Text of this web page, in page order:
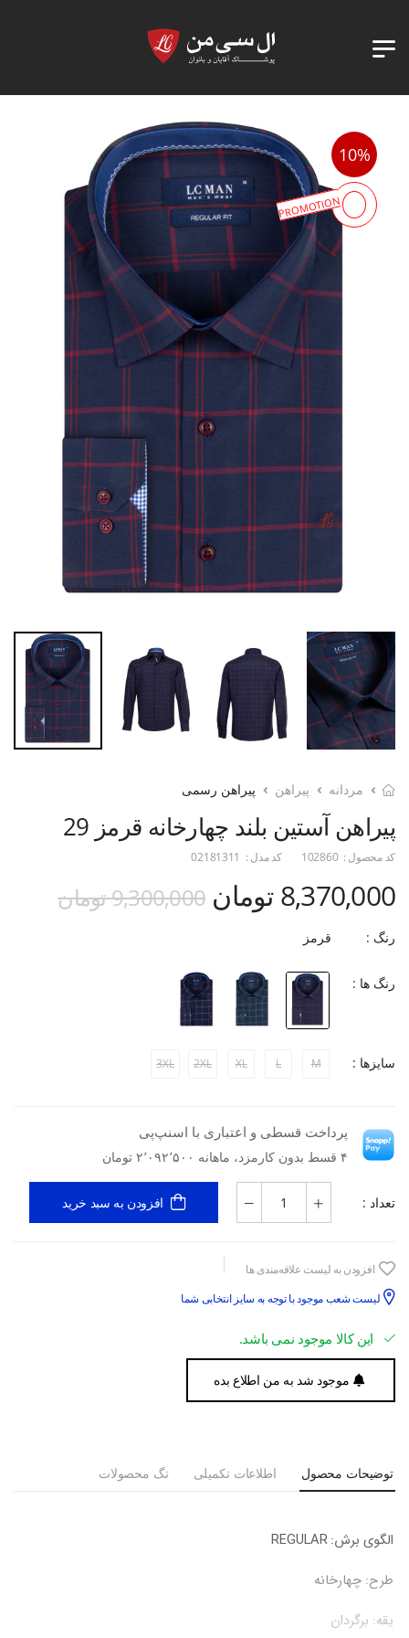
10%
PROMOTION
مردانه پیراهن پیراهن رسمی
پیراهن آستین بلند چهارخانه قرمز 29
کد محصول : 102860 کد مدل : 02181311
8,370,000 تومان 9,300,000 تومان
رنگ : قرمز
رنگ ها :
سایزها : M
L
XL
2XL
3XL
پرداخت قسطی و اعتباری با اسنپ‌پی
۴ قسط بدون کارمزد، ماهانه ۲٬۰۹۲٬۵۰۰ تومان
تعداد : افزودن به سبد خرید
افزودن به لیست علاقه‌مندی ها
لیست شعب موجود با توجه به سایز انتخابی شما
این کالا موجود نمی باشد.
موجود شد به من اطلاع بده
توضیحات محصول اطلاعات تکمیلی تگ محصولات
الگوی برش:REGULAR
طرح: چهارخانه
یقه: برگردان